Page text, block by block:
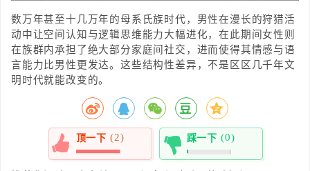
数万年甚至十几万年的母系氏族时代，男性在漫长的狩猎活
动中让空间认知与逻辑思维能力大幅进化，在此期间女性则
在族群内承担了绝大部分家庭间社交，进而使得其情感与语
言能力比男性更发达。这些结构性差异，不是区区几千年文
明时代就能改变的。
顶一下 (2)
100%
踩一下 (0)
0%